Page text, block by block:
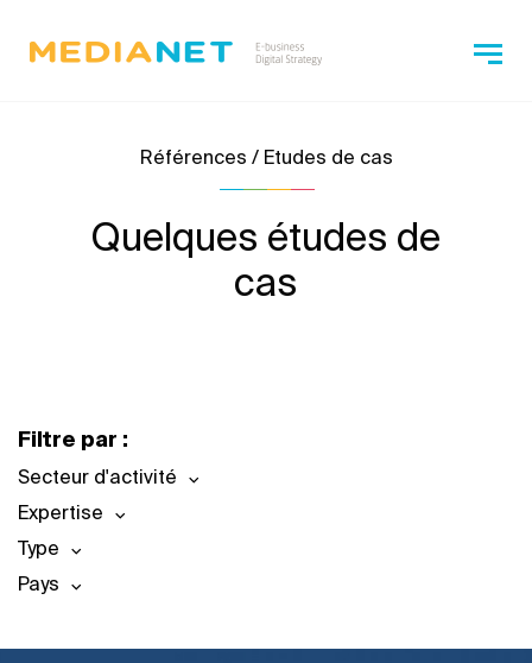
Références / Etudes de cas
Quelques études de
cas
Filtre par :
Secteur d'activité
Expertise
Type
Pays